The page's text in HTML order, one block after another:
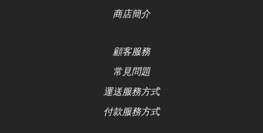
商店簡介
顧客服務
常見問題
運送服務方式
付款服務方式